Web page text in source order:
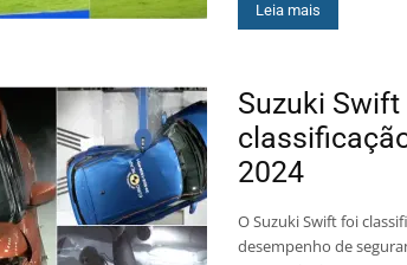
Leia mais
Suzuki
2024
O Suzuki Swift foi
desempenho de